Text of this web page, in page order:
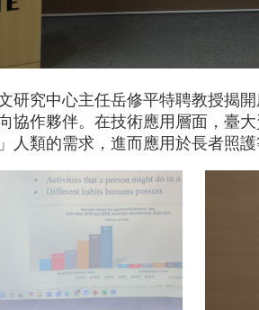
研究中心主任岳修平特聘教授揭
協作夥伴。在技術應用層面，臺
人類的需求，進而應用於長者照